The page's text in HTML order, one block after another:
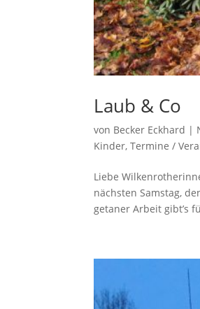
Laub & Co
von Becker Eckhard |
Kinder,Termine /
Liebe
nächsten Samstag,
getaner Arbeit gibt’s